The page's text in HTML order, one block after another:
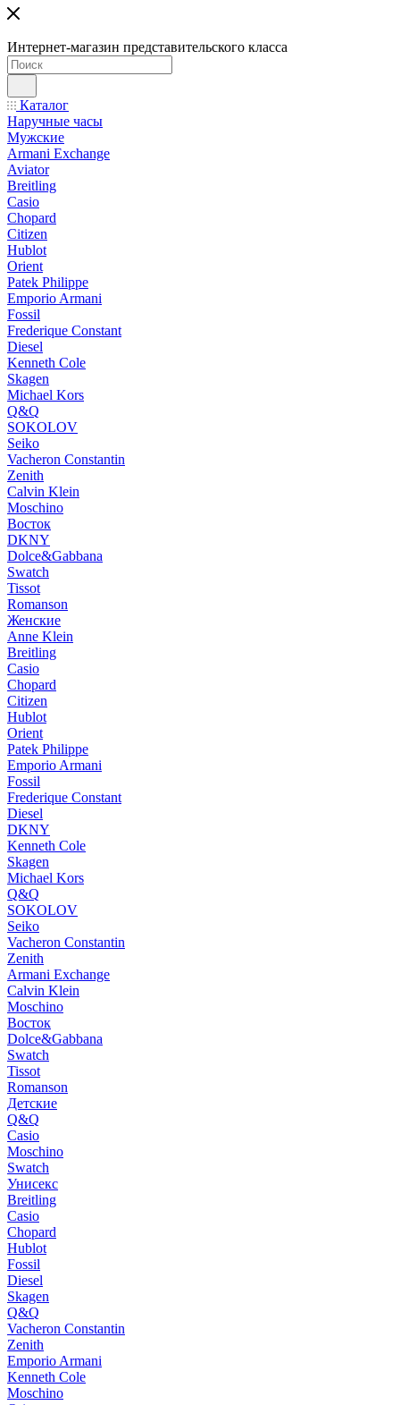
Интернет-магазин представительского класса
Каталог
Наручные часы
Мужские
Armani Exchange
Aviator
Breitling
Casio
Chopard
Citizen
Hublot
Orient
Patek Philippe
Emporio Armani
Fossil
Frederique Constant
Diesel
Kenneth Cole
Skagen
Michael Kors
Q&Q
SOKOLOV
Seiko
Vacheron Constantin
Zenith
Calvin Klein
Moschino
Восток
DKNY
Dolce&Gabbana
Swatch
Tissot
Romanson
Женские
Anne Klein
Breitling
Casio
Chopard
Citizen
Hublot
Orient
Patek Philippe
Emporio Armani
Fossil
Frederique Constant
Diesel
DKNY
Kenneth Cole
Skagen
Michael Kors
Q&Q
SOKOLOV
Seiko
Vacheron Constantin
Zenith
Armani Exchange
Calvin Klein
Moschino
Восток
Dolce&Gabbana
Swatch
Tissot
Romanson
Детские
Q&Q
Casio
Moschino
Swatch
Унисекс
Breitling
Casio
Chopard
Hublot
Fossil
Diesel
Skagen
Q&Q
Vacheron Constantin
Zenith
Emporio Armani
Kenneth Cole
Moschino